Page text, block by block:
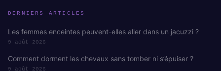
DERNIERS ARTICLES
Les femmes enceintes peuvent-elles aller dans un jacuzzi ?
9 août 2026
Comment dorment les chevaux sans tomber ni s’épuiser ?
9 août 2026